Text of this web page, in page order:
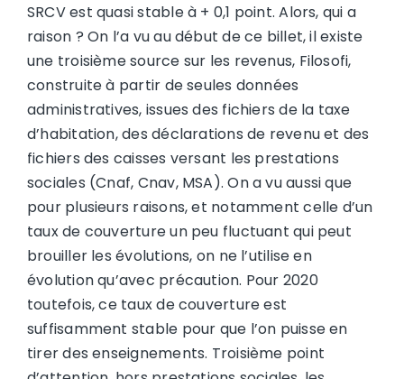
SRCV est quasi stable à + 0,1 point. Alors, qui a
raison ? On l’a vu au début de ce billet, il existe
une troisième source sur les revenus, Filosofi,
construite à partir de seules données
administratives, issues des fichiers de la taxe
d’habitation, des déclarations de revenu et des
fichiers des caisses versant les prestations
sociales (Cnaf, Cnav, MSA). On a vu aussi que
pour plusieurs raisons, et notamment celle d’un
taux de couverture un peu fluctuant qui peut
brouiller les évolutions, on ne l’utilise en
évolution qu’avec précaution. Pour 2020
toutefois, ce taux de couverture est
suffisamment stable pour que l’on puisse en
tirer des enseignements. Troisième point